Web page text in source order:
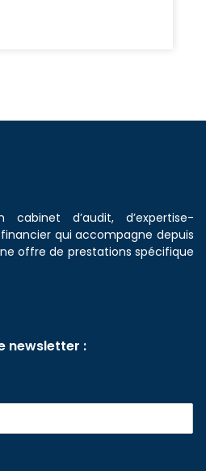
cabinet d’audit, d’expertise-
qui accompagne depuis
offre de prestations spécifique
newsletter :